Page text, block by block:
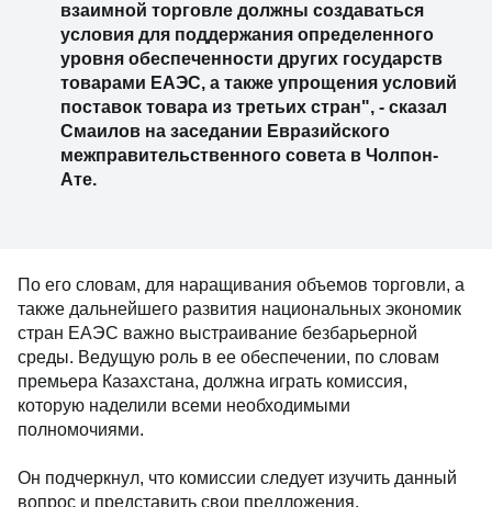
взаимной торговле должны создаваться
условия для поддержания определенного
уровня обеспеченности других государств
товарами ЕАЭС, а также упрощения условий
поставок товара из третьих стран", - сказал
Смаилов на заседании Евразийского
межправительственного совета в Чолпон-
Ате.
По его словам, для наращивания объемов торговли, а
также дальнейшего развития национальных экономик
стран ЕАЭС важно выстраивание безбарьерной
среды. Ведущую роль в ее обеспечении, по словам
премьера Казахстана, должна играть комиссия,
которую наделили всеми необходимыми
полномочиями.
Он подчеркнул, что комиссии следует изучить данный
вопрос и представить свои предложения.